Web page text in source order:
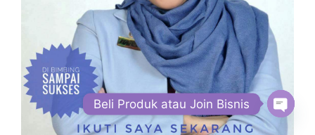
Beli Produk atau Join Bisnis